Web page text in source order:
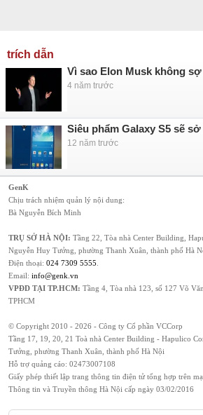
trích dẫn
Vì sao Elon Musk không
4 năm trước
Siêu phẩm Galaxy S5 sẽ
12 năm trước
GenK
Chịu trách nhiệm quản lý nội dung:
Bà Nguyễn Bích Minh
TRỤ SỞ HÀ NỘI: Tầng 22, Tòa nhà Center Building,
Nguyễn Huy Tưởng, phường Thanh Xuân, thành phố Hà
Điện thoại: 024 7309 5555
Email: info@genk.vn
VPĐD TẠI TP.HCM: Tầng 4, Tòa nhà 123, số 127 Võ
TPHCM
© Copyright 2010 - 2026 - Công ty Cổ phần VCCorp
Tầng 17, 19, 20, 21 Toà nhà Center Building - Hapulico
Tưởng, phường Thanh Xuân, thành phố Hà Nội
Hỗ trợ quảng cáo: 02473007108
Giấy phép thiết lập trang thông tin điện tử tổng hợp trên
Thông tin và Truyền thông Hà Nội cấp ngày 03/02/2016